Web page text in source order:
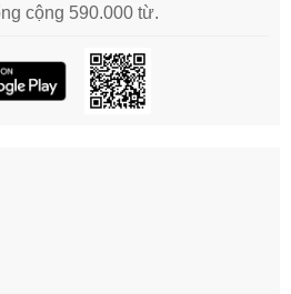
cộng 590.000 từ.